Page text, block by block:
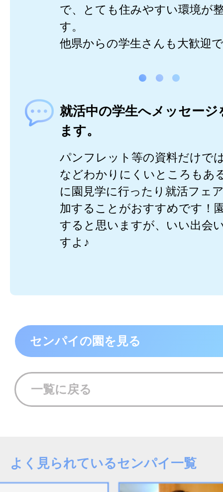
で、とても住みやすい環境が
す。
他県からの学生さんも大歓迎
就活中の学生へメッセージ
ます。
パンフレット等の資料だけで
などわかりにくいところもあ
に園見学に行ったり就活フェ
加することがおすすめです！
すると思いますが、いい出会
すよ♪
センパイの園を見る
一覧に戻る
よく見られているセンパイ一覧